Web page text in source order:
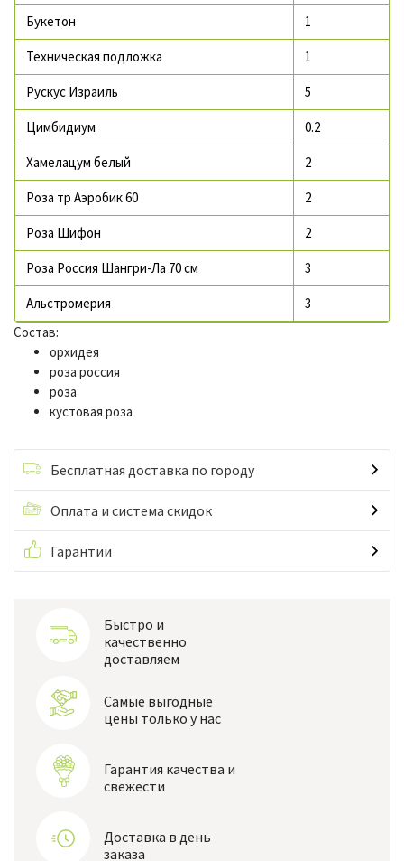
Букетон 1
Техническая подложка 1
Рускус Израиль 5
Цимбидиум 0.2
Хамелацум белый 2
Роза тр Аэробик 60 2
Роза Шифон 2
Роза Россия Шангри-Ла 70 см 3
Альстромерия
3
Состав:
орхидея
роза россия
роза
кустовая роза
Бесплатная доставка по городу
Оплата и система скидок
Гарантии
Быстро и
качественно
доставляем
Самые выгодные
цены только у нас
Гарантия качества и
свежести
Доставка в день
заказа